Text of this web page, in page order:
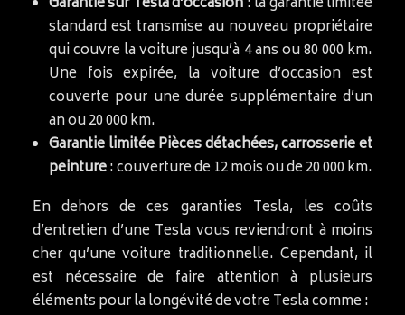
standard est transmise au nouveau propriétaire
qui couvre la voiture jusqu’à 4 ans ou 80 000 km.
Une fois expirée, la voiture d’occasion est
couverte pour une durée supplémentaire d’un
an ou 20 000 km.
Garantie limitée Pièces détachées, carrosserie et
peinture: couverture de 12 mois ou de 20 000 km.
En dehors de ces garanties Tesla, les coûts
d’entretien d’une Tesla vous reviendront à moins
cher qu’une voiture traditionnelle. Cependant, il
est nécessaire de faire attention à plusieurs
éléments pour la longévité de votre Tesla comme :